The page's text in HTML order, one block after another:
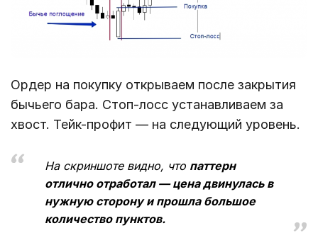
Ордер на покупку открываем после закрытия
бычьего бара. Стоп-лосс устанавливаем за
хвост. Тейк-профит ― на следующий уровень.
На скриншоте видно, что паттерн
отлично отработал ― цена двинулась в
нужную сторону и прошла большое
количество пунктов.